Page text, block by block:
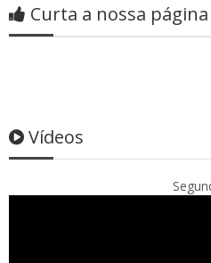
Curta a nossa
Vídeos